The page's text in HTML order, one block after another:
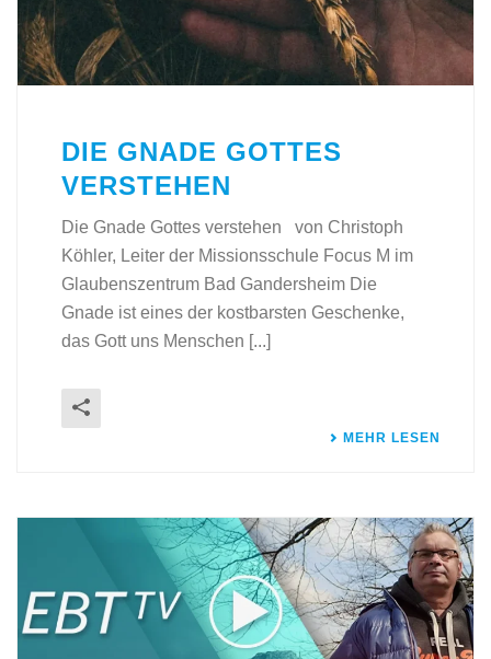
DIE GNADE GOTTES
VERSTEHEN
Die Gnade Gottes verstehen von Christoph
Köhler, Leiter der Missionsschule Focus M im
Glaubenszentrum Bad Gandersheim Die
Gnade ist eines der kostbarsten Geschenke,
das Gott uns Menschen [...]
MEHR LESEN